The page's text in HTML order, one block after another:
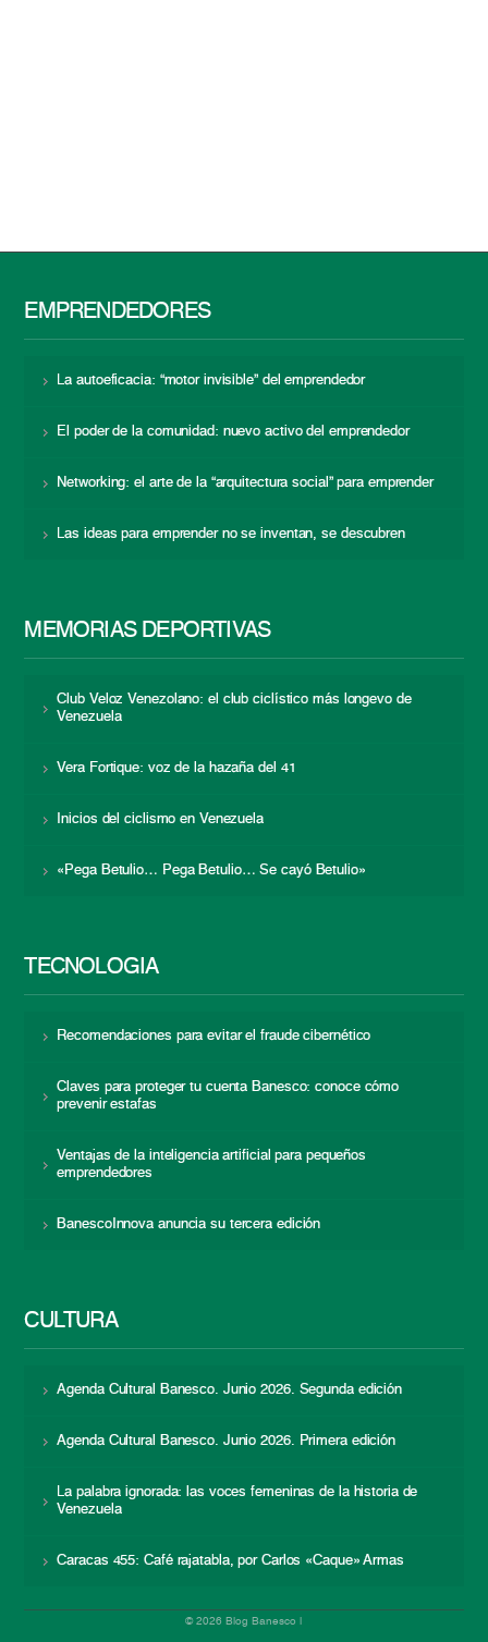
EMPRENDEDORES
La autoeficacia: “motor invisible” del emprendedor
El poder de la comunidad: nuevo activo del emprendedor
Networking: el arte de la “arquitectura social” para emprender
Las ideas para emprender no se inventan, se descubren
MEMORIAS DEPORTIVAS
Club Veloz Venezolano: el club ciclístico más longevo de
Venezuela
Vera Fortique: voz de la hazaña del 41
Inicios del ciclismo en Venezuela
«Pega Betulio… Pega Betulio… Se cayó Betulio»
TECNOLOGÍA
Recomendaciones para evitar el fraude cibernético
Claves para proteger tu cuenta Banesco: conoce cómo
prevenir estafas
Ventajas de la inteligencia artificial para pequeños
emprendedores
BanescoInnova anuncia su tercera edición
CULTURA
Agenda Cultural Banesco. Junio 2026. Segunda edición
Agenda Cultural Banesco. Junio 2026. Primera edición
La palabra ignorada: las voces femeninas de la historia de
Venezuela
Caracas 455: Café rajatabla, por Carlos «Caque» Armas
© 2026 Blog Banesco |